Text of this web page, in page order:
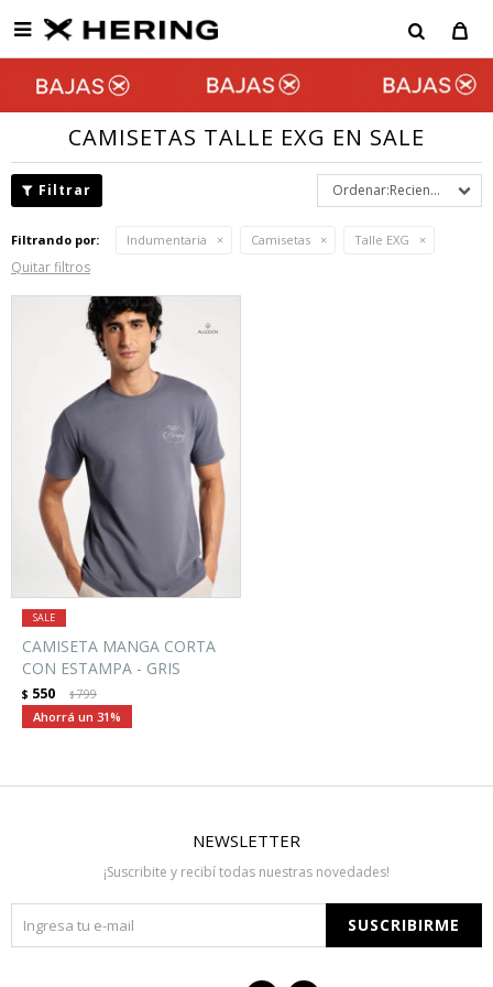

CAMISETAS TALLE EXG EN SALE
Recientes
Filtrando por: Indumentaria Camisetas Talle EXG
Quitar filtros
CAMISETA MANGA CORTA
CON ESTAMPA - GRIS
$ 550 $799
31
NEWSLETTER
¡Suscribite y recibí todas nuestras novedades!
SUSCRIBIRME